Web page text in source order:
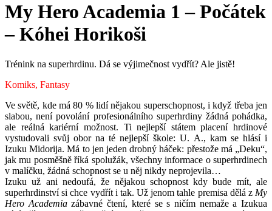
My Hero Academia 1 – Počátek
– Kóhei Horikoši
Trénink na superhrdinu. Dá se výjimečnost vydřít? Ale jistě!
Komiks, Fantasy
Ve světě, kde má 80 % lidí nějakou superschopnost, i když třeba jen
slabou, není povolání profesionálního superhrdiny žádná pohádka,
ale reálná kariérní možnost. Ti nejlepší státem placení hrdinové
vystudovali svůj obor na té nejlepší škole: U. A., kam se hlásí i
Izuku Midorija. Má to jen jeden drobný háček: přestože má „Deku“,
jak mu posměšně říká spolužák, všechny informace o superhrdinech
v malíčku, žádná schopnost se u něj nikdy neprojevila…
Izuku už ani nedoufá, že nějakou schopnost kdy bude mít, ale
superhrdinství si chce vydřít i tak. Už jenom tahle premisa dělá z My
Hero Academiazábavné čtení, které se s ničím nemaže a Izukua